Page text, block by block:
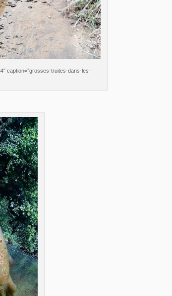
caption=”grosses-truites-dans-les-